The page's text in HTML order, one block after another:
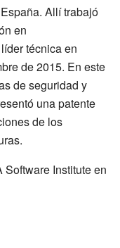
Allí trabajó
en
técnica en
de 2015. En este
de seguridad y
una patente
de los
Institute en